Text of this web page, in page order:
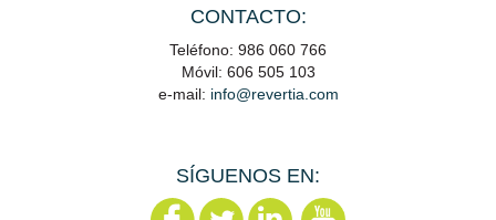
CONTACTO:
Teléfono: 986 060 766
Móvil: 606 505 103
e-mail: info@revertia.com
SÍGUENOS EN: